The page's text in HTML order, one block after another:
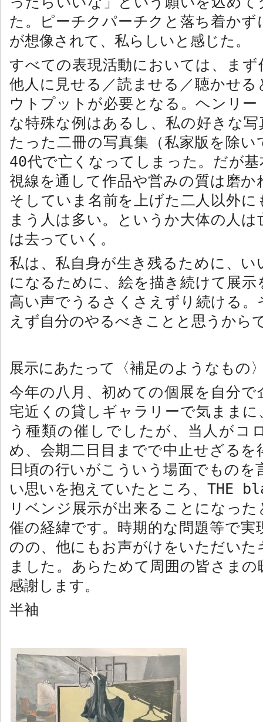
た。ピーチクパーチクと落ち着か
が想像されて、私らしいと感じた。
すべての表現活動においては、ま
他人に見せる／読ませる／聴かせ
ウトプットが必要となる。ヘンリ
な特殊な例はあるし、私の好きな
たった二冊の写真集（私家版を除
40代で亡くなってしまった。だが
視線を通して作品や営みの質は磨
そしていま名前を上げた二人以外
まう人は多い。というか大体の人
は去っていく。
私は、私自身が生き残るために、
になるために、絵を描き続けて展
高い声でうるさくさえずり続ける
えず自分のやるべきことと思うから
展示にあたって〈補足のようなもの
今年の八月、初めての個展を自分
宅近くの貸しギャラリーで気まま
う種類の催しでしたが、当人がコ
め、会期二日目までで中止せざる
日頃の行いがこういう場面でものを
い思いを抱えていたところ、 THE
リベンジ展示が出来ることになっ
催の経緯です。時期的な問題等で
のの、他にもお声がけをいただい
ました。あらためて周囲の皆さま
感謝します。
半袖